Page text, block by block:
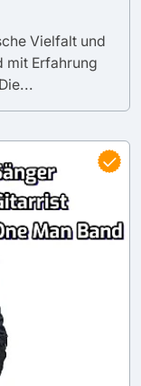
Vielfalt und
mit Erfahrung